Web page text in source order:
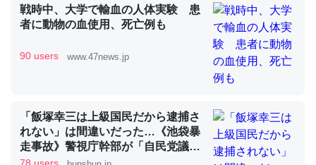
ウチもEchoを実家に置いて４年。でたまに覗いてる。ぼ
ちぼちRingも置こうかと画策中。あと、Googleマップで
位置情報を共有してる。電池残量や充電中かが分かるので
戦時中、大学で輸血の人体実験 患
者に動物の血使用、死亡例も
90 users www.47news.jp
「飯塚幸三は上級国民だから逮捕さ
れない」は間違いだった…《池袋暴
走事故》警視庁幹部が「自民党議
員」に呼び出されても逮捕を見送っ